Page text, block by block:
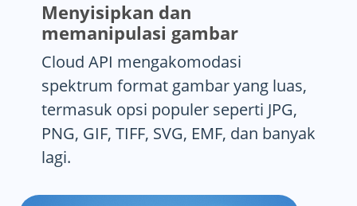
Menyisipkan dan
memanipulasi gambar
Cloud API mengakomodasi
spektrum format gambar yang luas,
termasuk opsi populer seperti JPG,
PNG, GIF, TIFF, SVG, EMF, dan banyak
lagi.